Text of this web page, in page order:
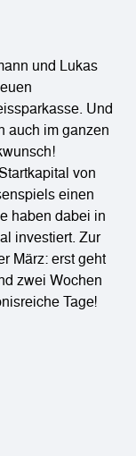
und Lukas
Und
auch im ganzen
von
einen
haben dabei in
investiert. Zur
März: erst geht
zwei Wochen
Tage!